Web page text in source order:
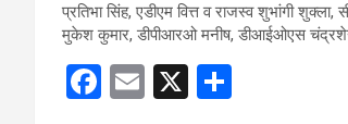
प्रतिभा सिंह, एडीएम वित्त व राजस्व शुभांगी
मुकेश कुमार, डीपीआरओ मनीष, डीआईओएस
F
E
X